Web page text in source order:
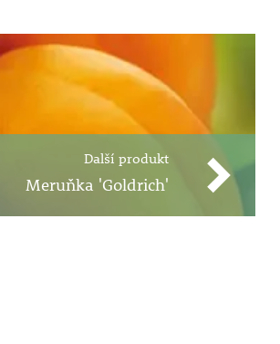
Další produkt
Meruňka 'Goldrich'